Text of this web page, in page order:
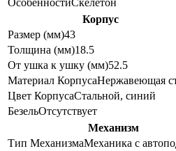
Корпус
Размер (мм)43
Толщина (мм)18.5
От ушка к ушку (мм)52.5
Материал КорпусаНержавеющая
Цвет КорпусаСтальной, синий
БезельОтсутствует
Механизм
Тип МеханизмаМеханика с